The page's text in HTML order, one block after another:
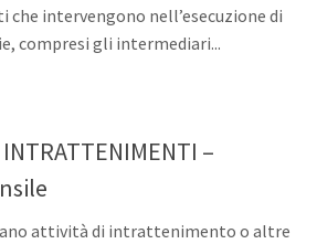
che intervengono nell’esecuzione di
compresi gli intermediari...
–
attività di intrattenimento o altre